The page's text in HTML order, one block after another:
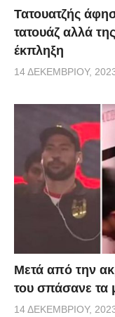
Τατουατζής
τατουάζ αλλά
έκπληξη
14 ΔΕΚΕΜΒΡΊΟΥ,
Μετά από την
του σπάσανε τα
14 ΔΕΚΕΜΒΡΊΟΥ,